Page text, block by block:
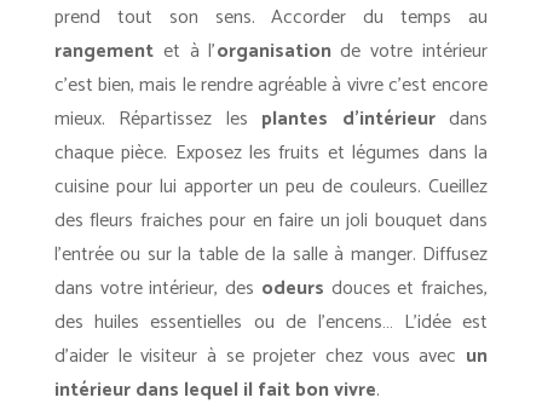
prend tout son sens. Accorder du temps au
rangementet à l’organisation de votre intérieur
c’est bien, mais le rendre agréable à vivre c’est encore
mieux. Répartissez les plantes d’intérieurdans
chaque pièce. Exposez les fruits et légumes dans la
cuisine pour lui apporter un peu de couleurs. Cueillez
des fleurs fraiches pour en faire un joli bouquet dans
l’entrée ou sur la table de la salle à manger. Diffusez
dans votre intérieur, des odeurs douces et fraiches,
des huiles essentielles ou de l’encens… L’idée est
d’aider le visiteur à se projeter chez vous avec un
intérieur dans lequel il fait bon vivre.